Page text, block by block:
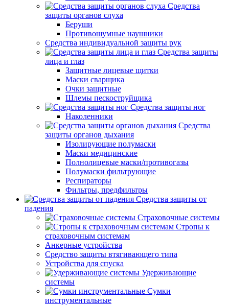
Средства
защиты органов слуха
Беруши
Противошумные наушники
Средства индивидуальной защиты рук
Средства защиты
лица и глаз
Защитные лицевые щитки
Маски сварщика
Очки защитные
Шлемы пескоструйщика
Средства защиты ног
Наколенники
Средства
защиты органов дыхания
Изолирующие полумаски
Маски медицинские
Полнолицевые маски/противогазы
Полумаски фильтрующие
Респираторы
Фильтры, предфильтры
Средства защиты от
падения
Страховочные системы
Стропы к
страховочным системам
Анкерные устройства
Средство защиты втягивающего типа
Устройства для спуска
Удерживающие
системы
Сумки
инструментальные